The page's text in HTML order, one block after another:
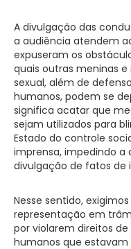
A divulgação das
a audiência atendem
expuseram os
quais outras meninas
sexual, além de
humanos, podem se
significa acatar que
sejam utilizados para
Estado do controle
imprensa, impedindo a
divulgação de fatos de
Nesse sentido,
representação em
por violarem direitos
humanos que